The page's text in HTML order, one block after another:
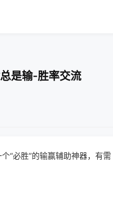
是输-胜率交流
“必胜”的输赢辅助神器，有需